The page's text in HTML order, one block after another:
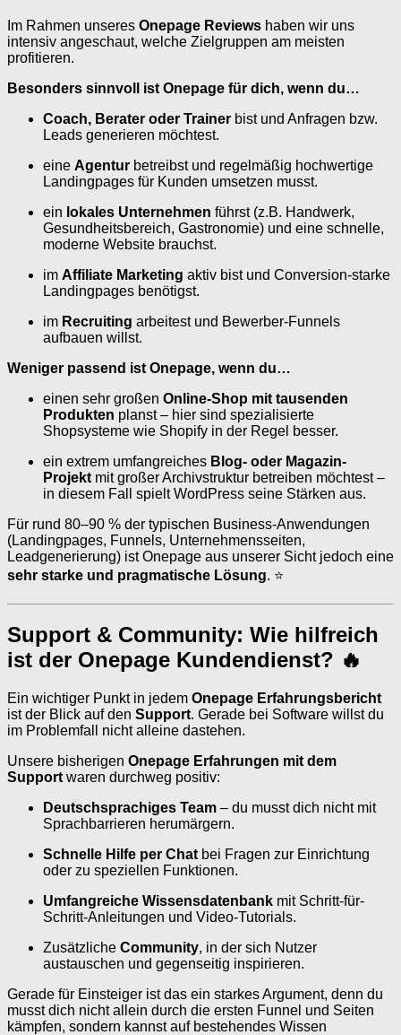
Im Rahmen unseres Onepage Reviews haben wir uns
intensiv angeschaut, welche Zielgruppen am meisten
profitieren.
Besonders sinnvoll ist Onepage für dich, wenn du…
Coach, Berater oder Trainer bist und Anfragen bzw.
Leads generieren möchtest.
eine Agentur betreibst und regelmäßig hochwertige
Landingpages für Kunden umsetzen musst.
ein lokales Unternehmen führst (z.B. Handwerk,
Gesundheitsbereich, Gastronomie) und eine schnelle,
moderne Website brauchst.
im Affiliate Marketing aktiv bist und Conversion-starke
Landingpages benötigst.
im Recruiting arbeitest und Bewerber-Funnels
aufbauen willst.
Weniger passend ist Onepage, wenn du…
einen sehr großen Online-Shop mit tausenden
Produkten planst – hier sind spezialisierte
Shopsysteme wie Shopify in der Regel besser.
ein extrem umfangreiches Blog- oder Magazin-
Projekt mit großer Archivstruktur betreiben möchtest –
in diesem Fall spielt WordPress seine Stärken aus.
Für rund 80–90 % der typischen Business-Anwendungen
(Landingpages, Funnels, Unternehmensseiten,
Leadgenerierung) ist Onepage aus unserer Sicht jedoch eine
sehr starke und pragmatische Lösung. ⭐
Support & Community: Wie hilfreich
ist der Onepage Kundendienst? 🔥
Ein wichtiger Punkt in jedem Onepage Erfahrungsbericht
ist der Blick auf den Support. Gerade bei Software willst du
im Problemfall nicht alleine dastehen.
Unsere bisherigen Onepage Erfahrungen mit dem
Support waren durchweg positiv:
Deutschsprachiges Team – du musst dich nicht mit
Sprachbarrieren herumärgern.
Schnelle Hilfe per Chat bei Fragen zur Einrichtung
oder zu speziellen Funktionen.
Umfangreiche Wissensdatenbank mit Schritt-für-
Schritt-Anleitungen und Video-Tutorials.
Zusätzliche Community, in der sich Nutzer
austauschen und gegenseitig inspirieren.
Gerade für Einsteiger ist das ein starkes Argument, denn du
musst dich nicht allein durch die ersten Funnel und Seiten
kämpfen, sondern kannst auf bestehendes Wissen